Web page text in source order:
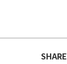
SHARE